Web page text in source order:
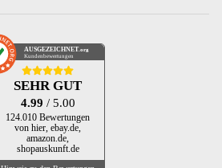
AUSGEZEICHNET .org
Kundenbewertungen
SEHR GUT
4.99 / 5.00
124.010 Bewertungen
von hier, ebay.de,
amazon.de,
shopauskunft.de